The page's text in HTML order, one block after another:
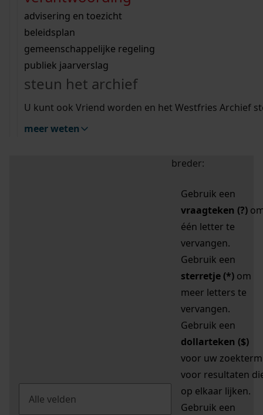
bouwvergunningen
omgevingsvergunningen
vergunningen
beeld en geluid
uitleg nodig?
Wij helpen u op weg met een aantal zoektips.
bekijk alle zoektips
Wij helpen u op weg met een aantal zoektips.
bekijk alle zoektips
bekijk ons geschiedenislokaal
advisering en toezicht
beleidsplan
gemeenschappelijke regeling
publiek jaarverslag
steun het archief
U kunt ook Vriend worden en het Westfries Archief
meer weten
zoektips
Mijn Studiezaal (inloggen)
uw zoekopdracht te
breder:
Gebruik een
vraagteken (?)
één letter te
vervangen.
Gebruik een
sterretje (*) om
meer letters te
vervangen.
Gebruik een
dollarteken ($)
voor uw zoekterm
voor resultaten
op elkaar lijken.
Gebruik een